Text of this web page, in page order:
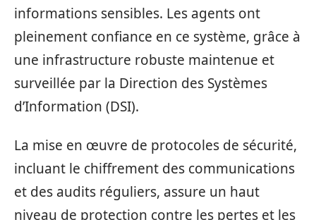
informations sensibles. Les agents ont
pleinement confiance en ce système, grâce à
une infrastructure robuste maintenue et
surveillée par la Direction des Systèmes
d’Information (DSI).
La mise en œuvre de protocoles de sécurité,
incluant le chiffrement des communications
et des audits réguliers, assure un haut
niveau de protection contre les pertes et les